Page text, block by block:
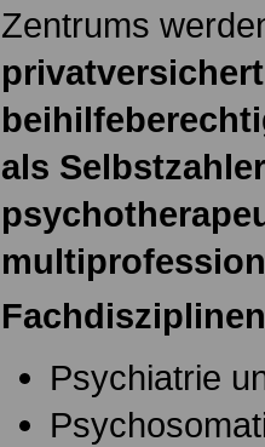
Zentrums
als
Psychiatrie